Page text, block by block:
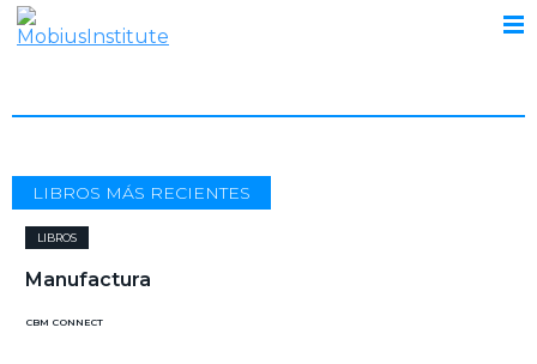
LIBROS MÁS RECIENTES
LIBROS
Manufactura
CBM CONNECT